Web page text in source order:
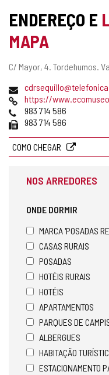
ENDEREÇO E
MAPA
Endereço
C/ Mayor, 4. Tordehumos.
Endereço
de
email
Pagina
web
https://
Telefones
983 714 586
Fax 983 714 586
COMO CHEGAR
NOS ARREDORES
ONDE DORMIR
MARCA 'POSADAS
CASAS RURAIS
POSADAS
HOTÉIS RURAIS
HOTÉIS
APARTAMENTOS
PARQUES DE
ALBERGUES
HABITAÇÃO
ESTACIONAMENTO